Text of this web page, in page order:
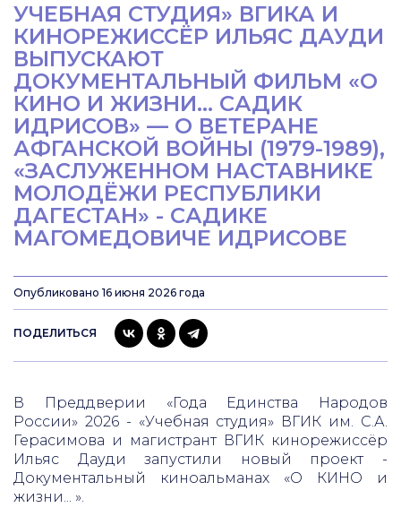
УЧЕБНАЯ СТУДИЯ» ВГИКА И
КИНОРЕЖИССЁР ИЛЬЯС ДАУДИ
ВЫПУСКАЮТ
ДОКУМЕНТАЛЬНЫЙ ФИЛЬМ «О
КИНО И ЖИЗНИ... САДИК
ИДРИСОВ» — О ВЕТЕРАНЕ
АФГАНСКОЙ ВОЙНЫ (1979-1989),
«ЗАСЛУЖЕННОМ НАСТАВНИКЕ
МОЛОДЁЖИ РЕСПУБЛИКИ
ДАГЕСТАН» - САДИКЕ
МАГОМЕДОВИЧЕ ИДРИСОВЕ
Опубликовано 16 июня 2026 года
ПОДЕЛИТЬСЯ
В Преддверии «Года Единства Народов
России» 2026 - «Учебная студия» ВГИК им. С.А.
Герасимова и магистрант ВГИК кинорежиссёр
Ильяс Дауди запустили новый проект -
Документальный киноальманах «О КИНО и
жизни... ».